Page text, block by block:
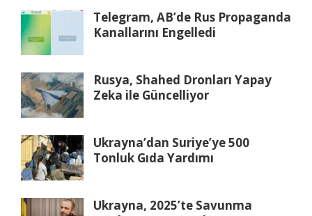
Telegram, AB’de Rus Propaganda
Kanallarını Engelledi
Rusya, Shahed Dronları Yapay
Zeka ile Güncelliyor
Ukrayna’dan Suriye’ye 500
Tonluk Gıda Yardımı
Ukrayna, 2025’te Savunma